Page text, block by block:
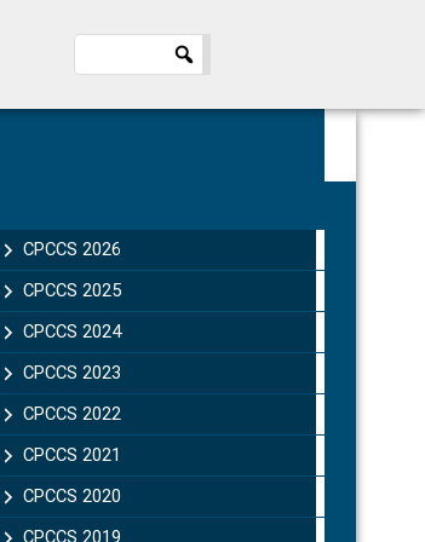
Sidebar
CPCCS 2026
CPCCS 2025
CPCCS 2024
CPCCS 2023
CPCCS 2022
CPCCS 2021
CPCCS 2020
CPCCS 2019 .